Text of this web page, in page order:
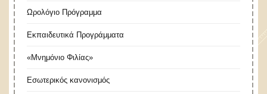
Ωρολόγιο Πρόγραμμα
Εκπαιδευτικά Προγράμματα
«Μνημόνιο Φιλίας»
Εσωτερικός κανονισμός